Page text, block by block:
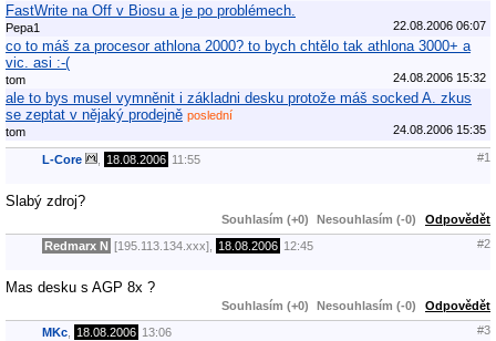
FastWrite na Off v Biosu a je po problémech.
Pepa1 22.08.2006 06:07
co to máš za procesor athlona 2000? to bych chtělo tak athlona 3000+ a
vic. asi :-(
tom 24.08.2006 15:32
ale to bys musel vymněnit i základni desku protože máš socked A. zkus
se zeptat v nějaký prodejně poslední
tom
24.08.2006 15:35
L-Core 18.08.2006 11:55 #1
Slabý zdroj?
Souhlasím (+0) Nesouhlasím (-0) Odpovědět
Redmarx N [195.113.134.xxx], 18.08.2006 12:45 #2
Mas desku s AGP 8x ?
Souhlasím (+0) Nesouhlasím (-0) Odpovědět
MKc 18.08.2006 13:06 #3